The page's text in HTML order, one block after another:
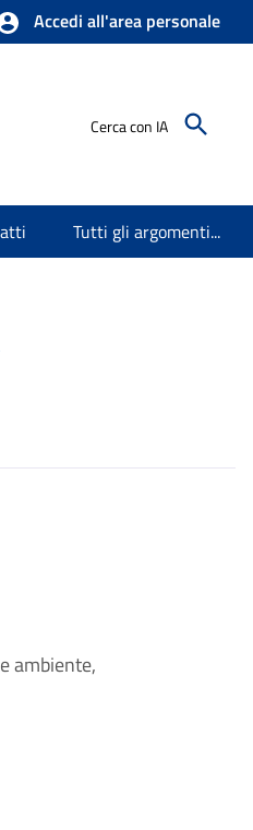
Accedi all'area personale
Cerca con IA
Tutti gli argomenti...
ambiente,